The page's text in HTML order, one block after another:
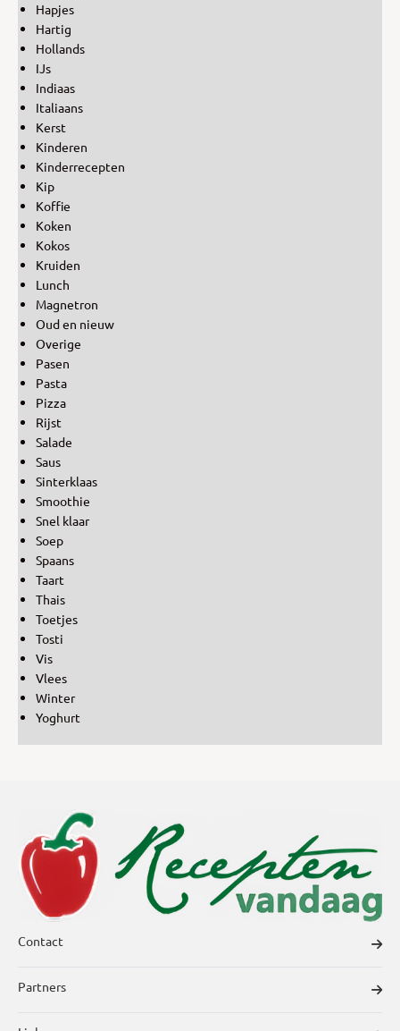
Hapjes
Hartig
Hollands
IJs
Indiaas
Italiaans
Kerst
Kinderen
Kinderrecepten
Kip
Koffie
Koken
Kokos
Kruiden
Lunch
Magnetron
Oud en nieuw
Overige
Pasen
Pasta
Pizza
Rijst
Salade
Saus
Sinterklaas
Smoothie
Snel klaar
Soep
Spaans
Taart
Thais
Toetjes
Tosti
Vis
Vlees
Winter
Yoghurt
Contact
Partners